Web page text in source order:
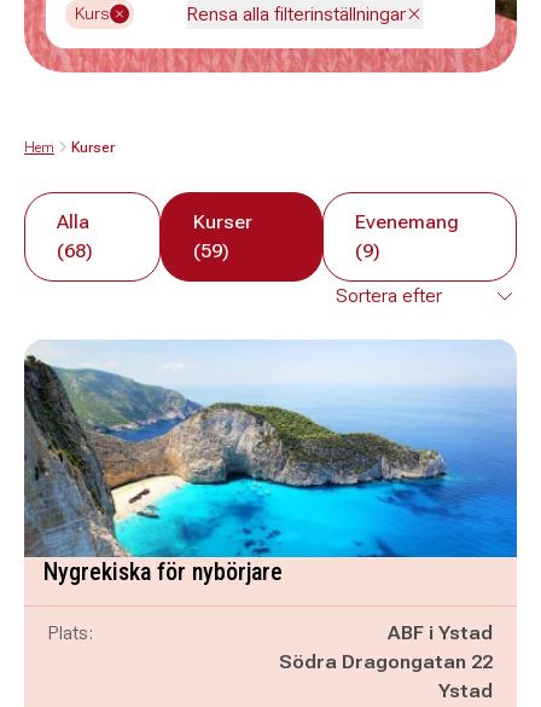
Kurs Rensa alla filterinställningar
Hem Kurser
Alla
(68)
Kurser
(59)
Evenemang
(9)
Nygrekiska för nybörjare
Plats:
ABF i Ystad
Södra Dragongatan 22
Ystad